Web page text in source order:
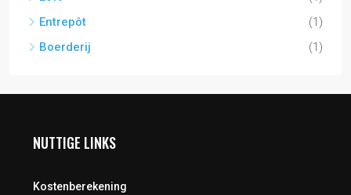
Entrepôt
(1)
Boerderij
(1)
NUTTIGE LINKS
Kostenberekening